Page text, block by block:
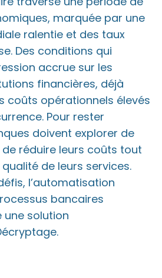
pour faire face à la
de gestion des risques
de l'expérience client
des banques
marquée par une
ralentie et des taux
Des conditions qui
accrue sur les
financières, déjà
coûts opérationnels élevés
Pour rester
doivent explorer de
réduire leurs coûts tout
de leurs services.
l’automatisation
bancaires
une solution